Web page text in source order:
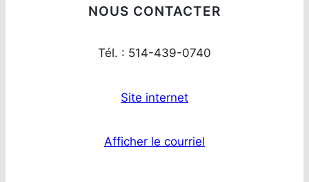
NOUS CONTACTER
Tél. : 514-439-0740
Site internet
Afficher le courriel